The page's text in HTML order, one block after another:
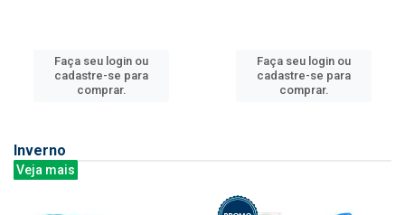
Faça seu login ou
cadastre-se para
comprar.
Faça seu login ou
cadastre-se para
comprar.
Inverno
Veja mais